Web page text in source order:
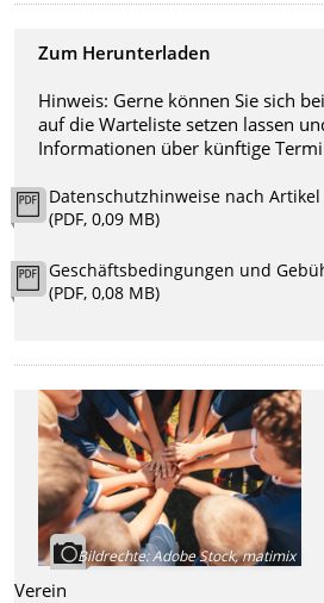
Zum Herunterladen
Hinweis: Gerne können Sie sich
auf die Warteliste setzen lassen
Informationen über künftige
Datenschutzhinweise nach Artikel
(PDF, 0,09 MB)
Geschäftsbedingungen und
(PDF, 0,08 MB)
Bildrechte:Adobe Stock, matimix
Verein